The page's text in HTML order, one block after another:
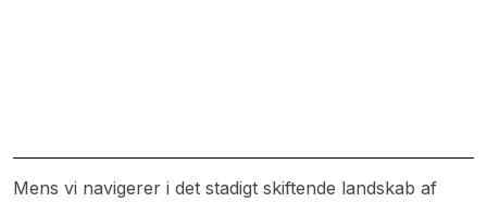
Mens vi navigerer i det stadigt skiftende landskab af